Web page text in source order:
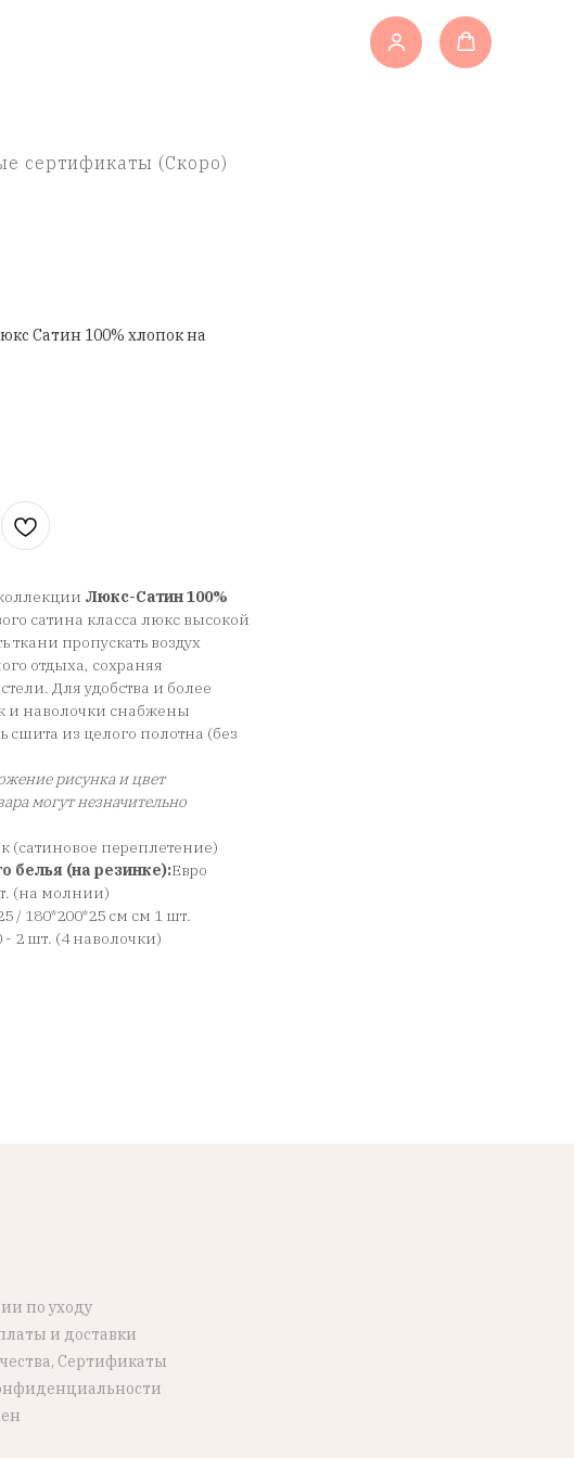
сертификаты (Скоро)
Сатин 100% хлопок на
Люкс-Сатин 100%
сатина класса люкс высокой
ткани пропускать воздух
отдыха, сохраняя
Для удобства и более
и наволочки снабжены
из целого полотна (без
рисунка и цвет
могут незначительно
(сатиновое переплетение)
белья (на резинке):Евро
(на молнии)
/ 180*200*25 см см 1 шт.
- 2 шт. (4 наволочки)
по уходу
и доставки
Сертификаты